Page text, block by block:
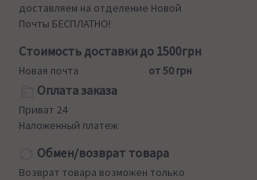
доставляем на отделение Новой
Почты БЕСПЛАТНО!
Стоимость доставки до 1500грн
Новая почта от 50 грн
Оплата заказа
Приват 24
Наложенный платеж
Обмен/возврат товара
Возврат товара возможен только